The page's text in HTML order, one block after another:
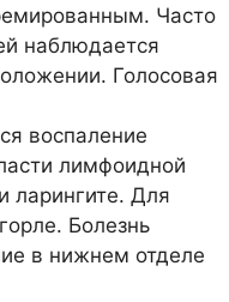
Часто
наблюдается
Голосовая
воспаление
лимфоидной
ларингите. Для
Болезнь
в нижнем отделе